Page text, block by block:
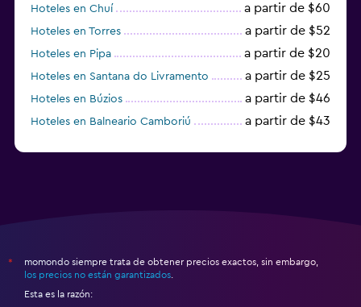
Hoteles en Chuí a partir de $60
Hoteles en Torres a partir de $52
Hoteles en Pipa a partir de $20
Hoteles en Santana do Livramento a partir de $25
Hoteles en Búzios a partir de $46
Hoteles en Balneario Camboriú a partir de $43
*
momondo siempre trata de obtener precios exactos, sin embargo,
los precios no están garantizados
Esta es la razón: